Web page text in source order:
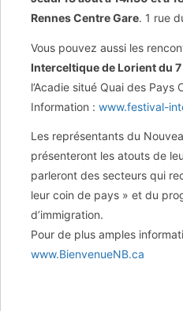
Rennes Centre Gare. 1 rue
Vous pouvez aussi les
Interceltique de Lorient du 7
l’Acadie situé Quai des Pays
Information : www.festival-
Les représentants du
présenteront les atouts de
parleront des secteurs qui
leur coin de pays » et du
d’immigration.
Pour de plus amples
www.BienvenueNB.ca